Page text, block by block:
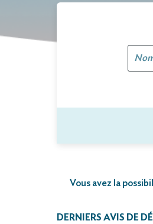
Vous avez la
DERNIERS AVIS DE